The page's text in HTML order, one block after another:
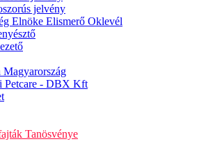
jelvény
Elnöke Elismerő Oklevél
Magyarország
Petcare - DBX Kft
Tanösvénye